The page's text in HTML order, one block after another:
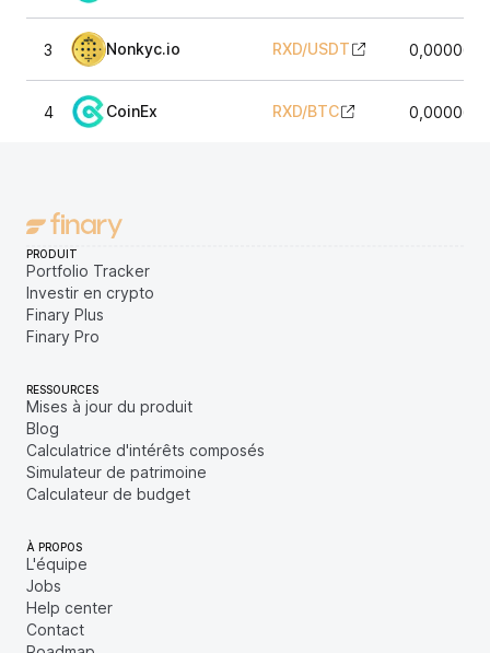
3 Nonkyc.io RXD/USDT
4 CoinEx RXD/BTC
PRODUIT
Portfolio Tracker
Investir en crypto
Finary Plus
Finary Pro
RESSOURCES
Mises à jour du produit
Blog
Calculatrice d'intérêts composés
Simulateur de patrimoine
Calculateur de budget
À PROPOS
L'équipe
Jobs
Help center
Contact